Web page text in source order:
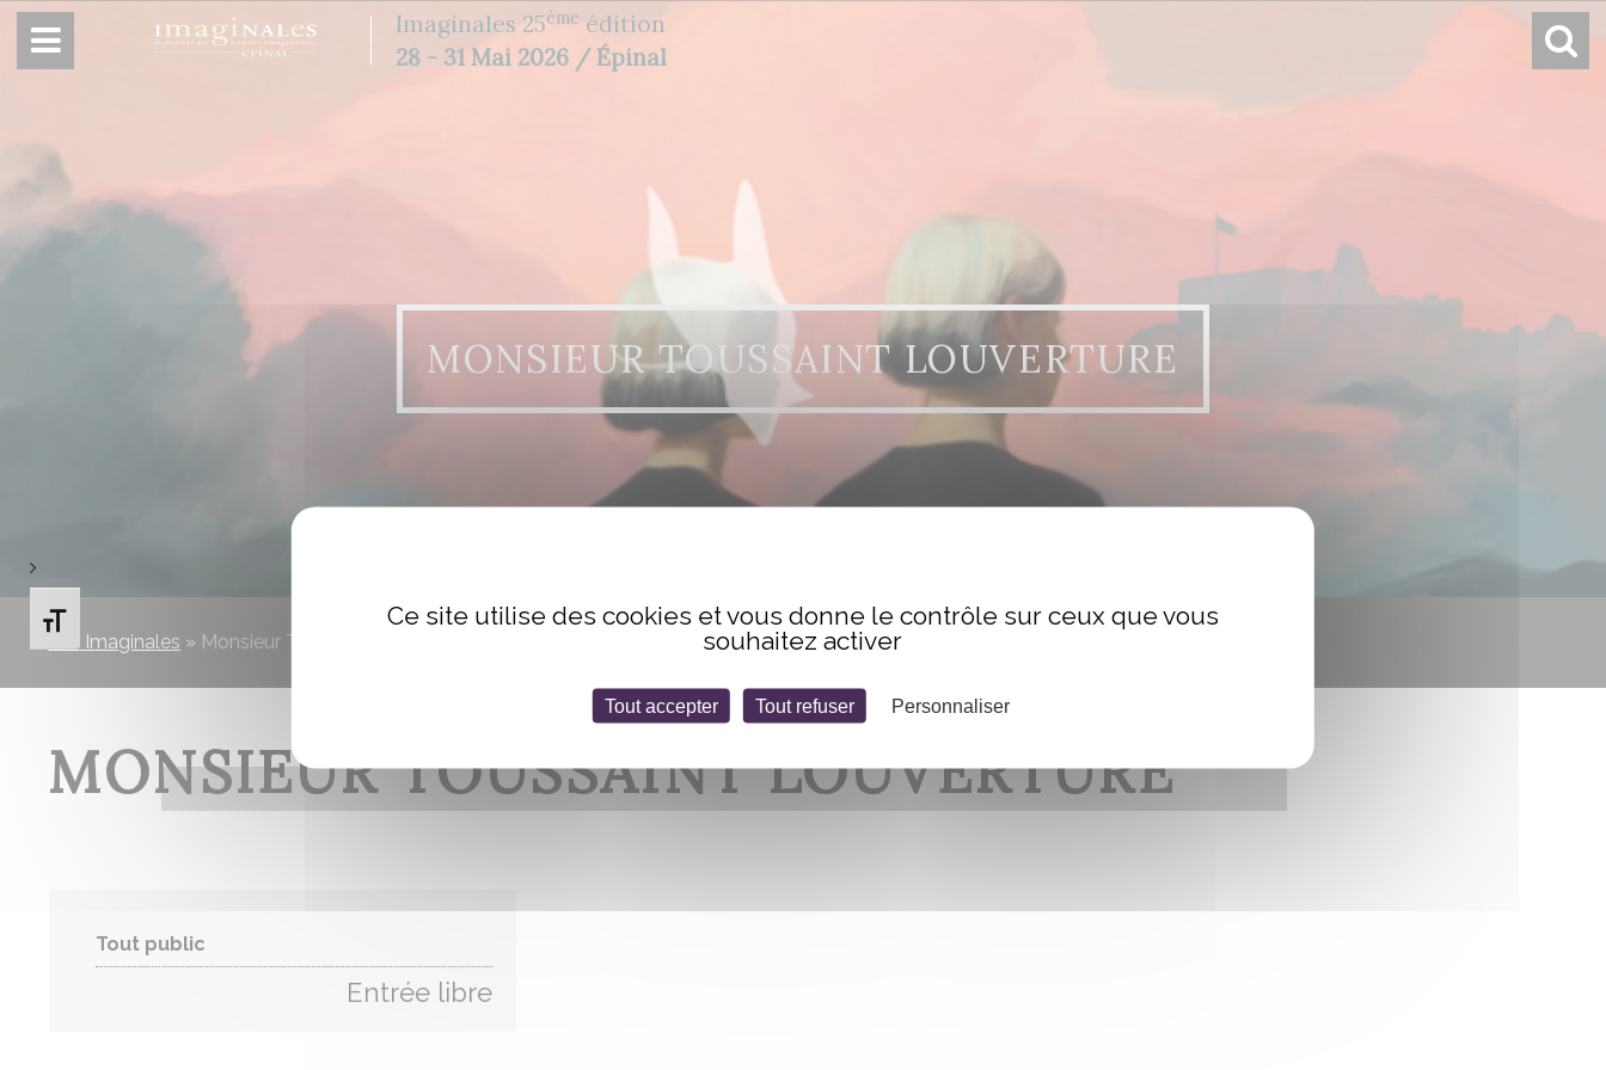
Changer la taille de la police
Imaginales 25ème édition
28 - 31 Mai 2026 / Épinal
MONSIEUR TOUSSAINT LOUVERTURE
Les Imaginales » Monsieur Toussaint Louverture
MONSIEUR TOUSSAINT LOUVERTURE
Tout public
Entrée libre
Panneau de gestion des cookies
Ce site utilise des cookies et vous donne le contrôle sur ceux que vous
souhaitez activer
Tout accepter Tout refuser Personnaliser